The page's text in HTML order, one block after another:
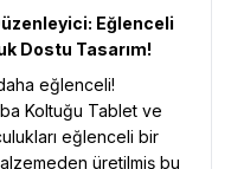
Eğlenceli
Dostu Tasarım!
eğlenceli!
Koltuğu Tablet ve
eğlenceli bir
üretilmiş bu